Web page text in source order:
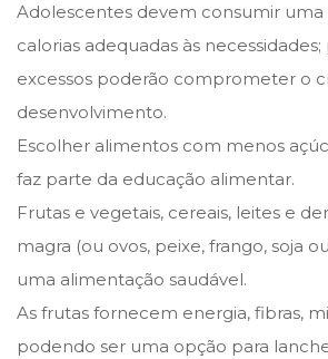
Adolescentes devem consumir
calorias adequadas às
excessos poderão comprometer o
desenvolvimento.
Escolher alimentos com menos
faz parte da educação alimentar.
Frutas e vegetais, cereais, leites e
magra (ou ovos, peixe, frango, soja
uma alimentação saudável.
As frutas fornecem energia, fibras,
podendo ser uma opção para